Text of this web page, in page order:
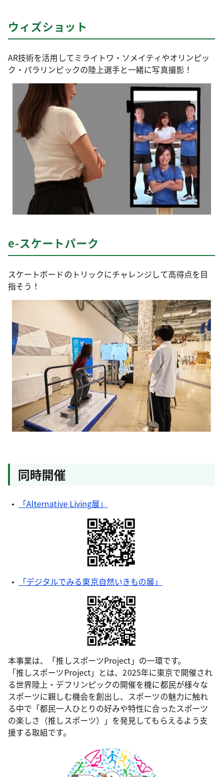
ウィズショット
AR技術を活用してミライトワ・ソメイティやオリンピッ
ク・パラリンピックの陸上選手と一緒に写真撮影！
e-スケートパーク
スケートボードのトリックにチャレンジして高得点を目
指そう！
同時開催
「Alternative Living展」
「デジタルでみる東京自然いきもの展」
本事業は、「推しスポーツProject」の一環です。
「推しスポーツProject」とは、2025年に東京で開催され
る世界陸上・デフリンピックの開催を機に都民が様々な
スポーツに親しむ機会を創出し、スポーツの魅力に触れ
る中で「都民一人ひとりの好みや特性に合ったスポーツ
の楽しさ（推しスポーツ）」を発見してもらえるよう支
援する取組です。